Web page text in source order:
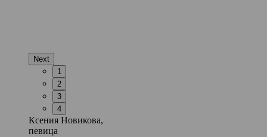
Next
1
2
3
4
Ксения Новикова,
певица